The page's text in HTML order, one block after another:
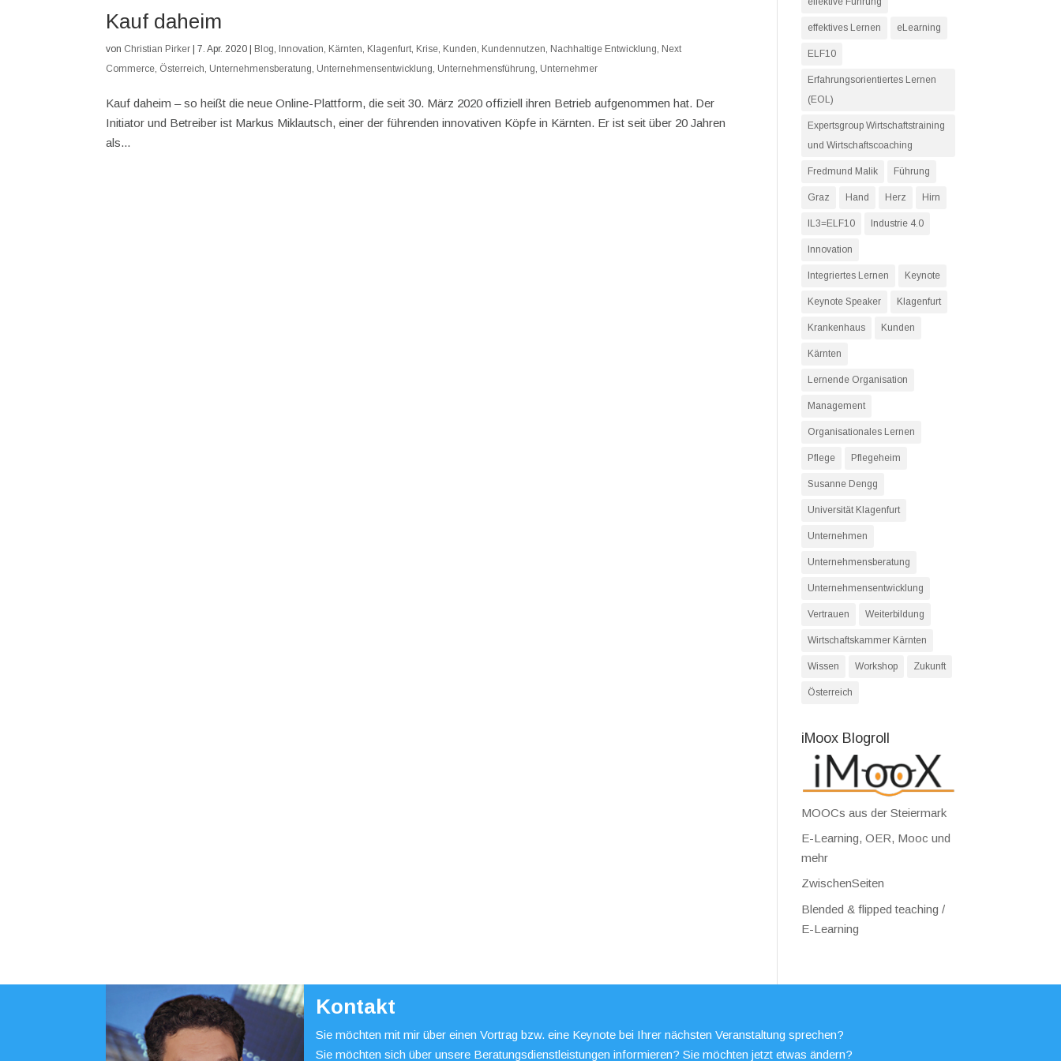
Kauf daheim
von Christian Pirker |7. Apr. 2020 | Blog Innovation Kärnten Klagenfurt Krise Kunden Kundennutzen Nachhaltige Entwicklung Next
Commerce Österreich Unternehmensberatung Unternehmensentwicklung Unternehmensführung Unternehmer
Kauf daheim – so heißt die neue Online-Plattform, die seit 30. März 2020 offiziell ihren Betrieb aufgenommen hat. Der
Initiator und Betreiber ist Markus Miklautsch, einer der führenden innovativen Köpfe in Kärnten. Er ist seit über 20 Jahren
als...
effektives Lernen eLearning
ELF10
Erfahrungsorientiertes Lernen
(EOL)
Expertsgroup Wirtschaftstraining
und Wirtschaftscoaching
Fredmund Malik Führung
Graz Hand Herz Hirn
IL3=ELF10 Industrie 4.0
Innovation
Integriertes Lernen Keynote
Keynote Speaker Klagenfurt
Krankenhaus Kunden
Kärnten
Lernende Organisation
Management
Organisationales Lernen
Pflege Pflegeheim
Susanne Dengg
Universität Klagenfurt
Unternehmen
Unternehmensberatung
Unternehmensentwicklung
Vertrauen Weiterbildung
Wirtschaftskammer Kärnten
Wissen Workshop Zukunft
Österreich
iMoox Blogroll
MOOCs aus der Steiermark
E-Learning, OER, Mooc und
mehr
ZwischenSeiten
Blended & flipped teaching /
E-Learning
Kontakt
Sie möchten mit mir über einen Vortrag bzw. eine Keynote bei Ihrer nächsten Veranstaltung sprechen?
Sie möchten sich über unsere Beratungsdienstleistungen informieren? Sie möchten jetzt etwas ändern?